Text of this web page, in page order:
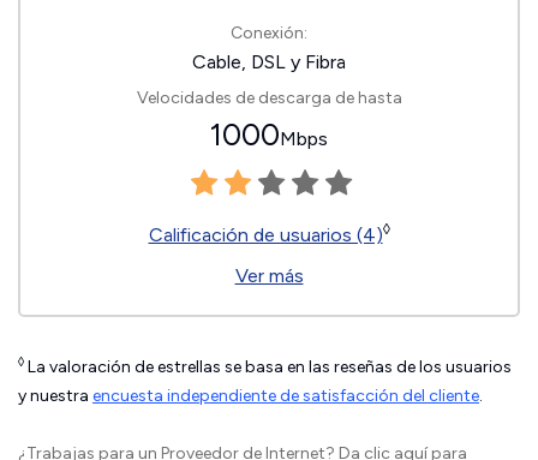
Conexión:
Cable, DSL y Fibra
Velocidades de descarga de hasta
1000Mbps
Calificación de usuarios (4)◊
Ver más
◊ La valoración de estrellas se basa en las reseñas de los usuarios
y nuestra encuesta independiente de satisfacción del cliente.
¿Trabajas para un Proveedor de Internet? Da clic aquípara